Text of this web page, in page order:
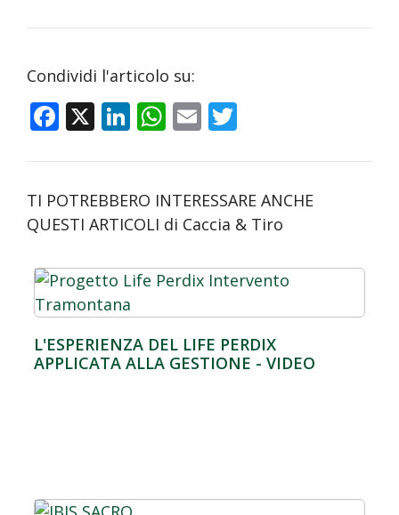
Condividi l'articolo su:
F
e
b
o
o
k
X Li
k
e
dI
n
W
at
s
A
p
p
E
ai
l
itt
er
TI POTREBBERO INTERESSARE ANCHE
QUESTI ARTICOLI di Caccia & Tiro
L'ESPERIENZA DEL LIFE PERDIX
APPLICATA ALLA GESTIONE - VIDEO